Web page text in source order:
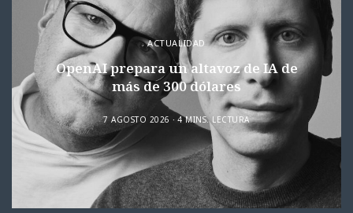
ACTUALIDAD
OpenAI prepara un altavoz de IA de
más de 300 dólares
7 AGOSTO 2026 4 MINS. LECTURA